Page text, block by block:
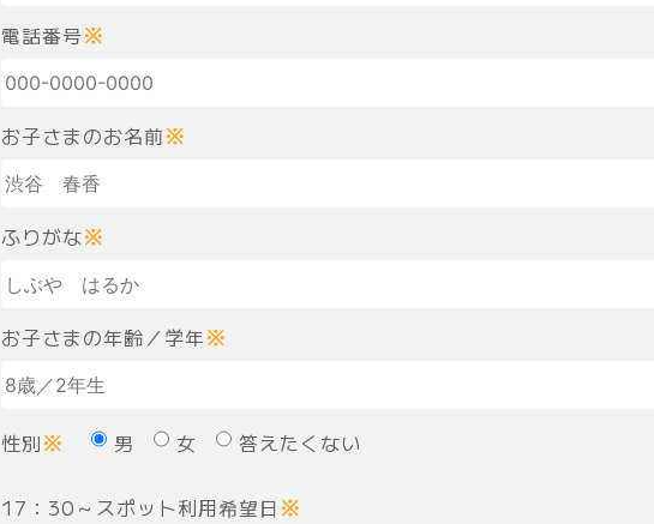
電話番号※
お子さまのお名前※
ふりがな※
お子さまの年齢／学年※
性別※ 男 女 答えたくない
17：30～スポット利用希望日 ※